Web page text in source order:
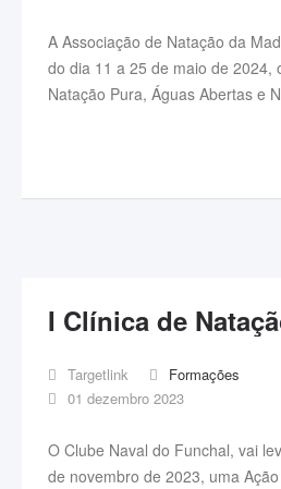
A Associação de Natação da
do dia 11 a 25 de maio de 2024,
Natação Pura, Águas Abertas e
Targetlink
Formações
01 dezembro 2023
O Clube Naval do Funchal, vai
de novembro de 2023, uma